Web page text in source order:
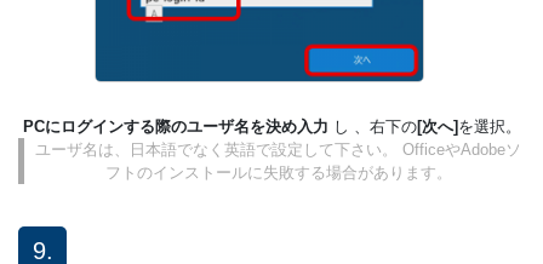
PCにログインする際のユーザ名を決め入力 し 、右下の[次へ] を選択。
ユーザ名は、日本語でなく英語で設定して下さい。 OfficeやAdobeソ
フトのインストールに失敗する場合があります。
9.